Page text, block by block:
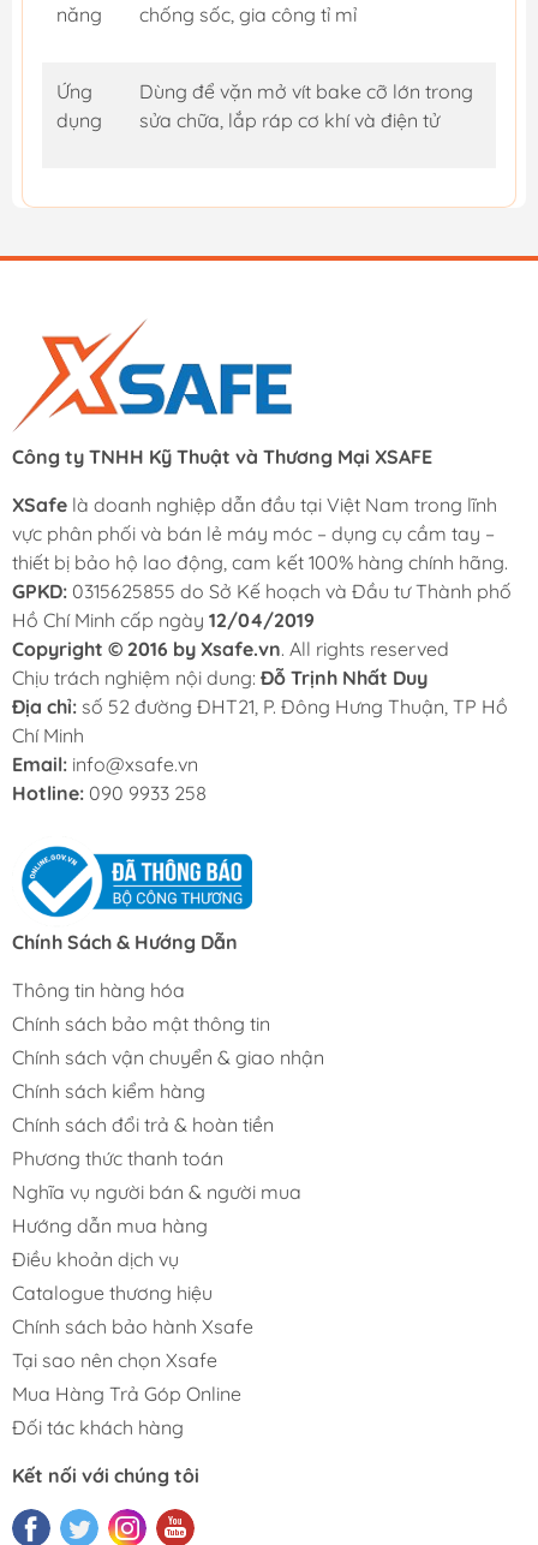
năng
chống sốc, gia công tỉ mỉ
Ứng
dụng
Dùng để vặn mở vít bake cỡ lớn trong
sửa chữa, lắp ráp cơ khí và điện tử
Công ty TNHH Kỹ Thuật và Thương Mại XSAFE
XSafe là doanh nghiệp dẫn đầu tại Việt Nam trong lĩnh
vực phân phối và bán lẻ máy móc – dụng cụ cầm tay –
thiết bị bảo hộ lao động, cam kết 100% hàng chính hãng.
GPKD: 0315625855 do Sở Kế hoạch và Đầu tư Thành phố
Hồ Chí Minh cấp ngày 12/04/2019
Copyright © 2016 by Xsafe.vn. All rights reserved
Chịu trách nghiệm nội dung: Đỗ Trịnh Nhất Duy
Địa chỉ: số 52 đường ĐHT21, P. Đông Hưng Thuận, TP Hồ
Chí Minh
Email: info@xsafe.vn
Hotline: 090 9933 258
Chính Sách & Hướng Dẫn
Thông tin hàng hóa
Chính sách bảo mật thông tin
Chính sách vận chuyển & giao nhận
Chính sách kiểm hàng
Chính sách đổi trả & hoàn tiền
Phương thức thanh toán
Nghĩa vụ người bán & người mua
Hướng dẫn mua hàng
Điều khoản dịch vụ
Catalogue thương hiệu
Chính sách bảo hành Xsafe
Tại sao nên chọn Xsafe
Mua Hàng Trả Góp Online
Đối tác khách hàng
Kết nối với chúng tôi